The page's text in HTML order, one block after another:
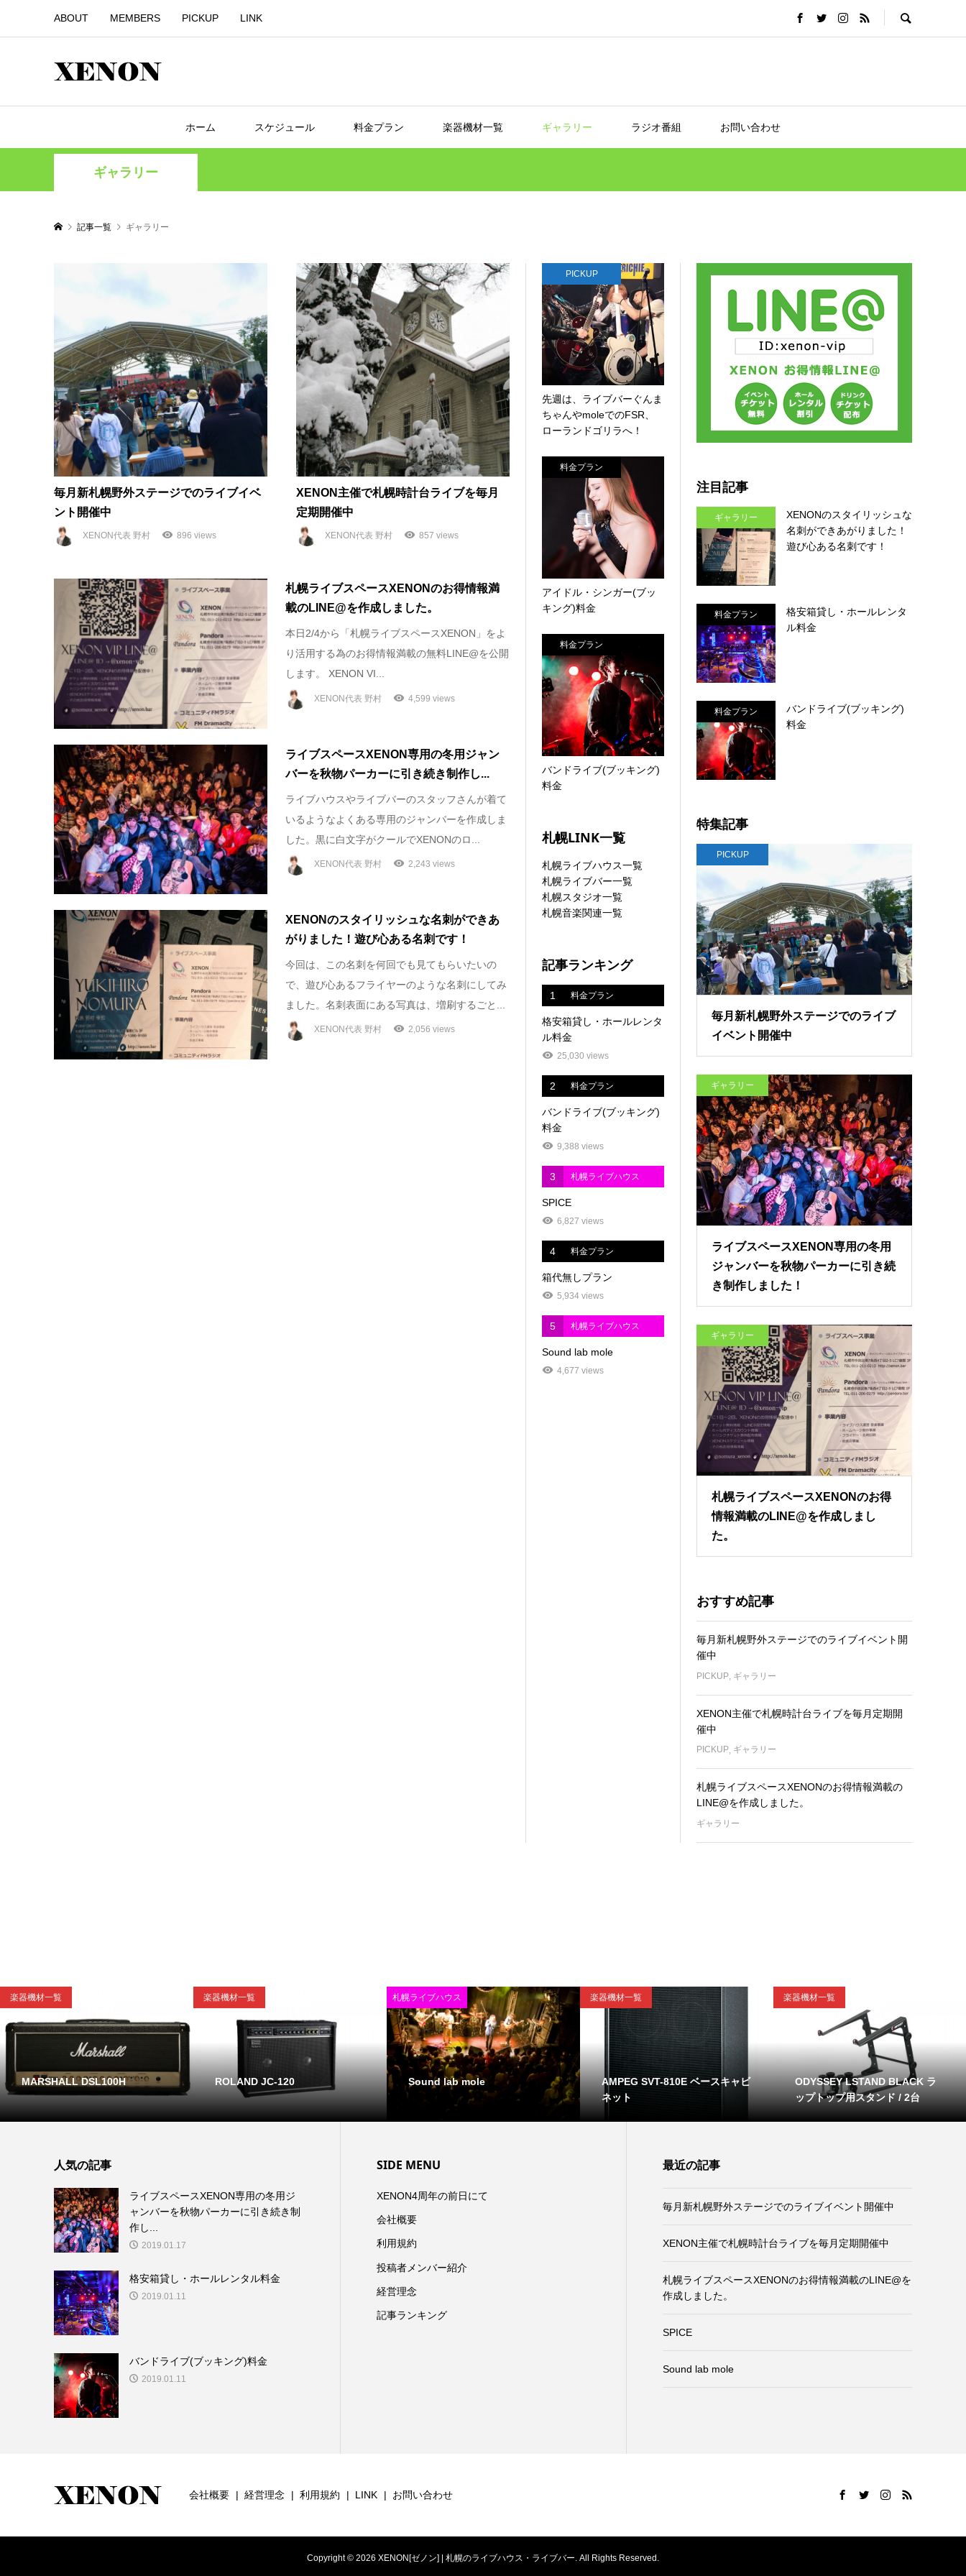
ABOUT MEMBERS PICKUP LINK
ホーム スケジュール 料金プラン 楽器機材一覧 ギャラリー ラジオ番組 お問い合わせ
ギャラリー
記事一覧 ギャラリー
毎月新札幌野外ステージでのライブイベ
ント開催中
XENON代表 野村 896 views
XENON主催で札幌時計台ライブを毎月
定期開催中
XENON代表 野村 857 views
札幌ライブスペースXENONのお得情報満
載のLINE@を作成しました。
本日2/4から「札幌ライブスペースXENON」をよ
り活用する為のお得情報満載の無料LINE@を公開
します。‬ ‪XENON VI...
XENON代表 野村 4,599 views
ライブスペースXENON専用の冬用ジャン
バーを秋物パーカーに引き続き制作し...
ライブハウスやライブバーのスタッフさんが着て
いるようなよくある専用のジャンバーを作成しま
した。黒に白文字がクールでXENONのロ...
XENON代表 野村 2,243 views
XENONのスタイリッシュな名刺ができあ
がりました！遊び心ある名刺です！
今回は、この名刺を何回でも見てもらいたいの
で、遊び心あるフライヤーのような名刺にしてみ
ました。名刺表面にある写真は、増刷するごと...
XENON代表 野村 2,056 views
PICKUP
先週は、ライブバーぐんま
ちゃんやmoleでのFSR、
ローランドゴリラへ！
料金プラン
アイドル・シンガー(ブッ
キング)料金
料金プラン
バンドライブ(ブッキング)
料金
札幌LINK一覧
札幌ライブハウス一覧
札幌ライブバー一覧
札幌スタジオ一覧
札幌音楽関連一覧
記事ランキング
1 料金プラン
格安箱貸し・ホールレンタ
ル料金
25,030 views
2 料金プラン
バンドライブ(ブッキング)
料金
9,388 views
3 札幌ライブハウス
SPICE
6,827 views
4 料金プラン
箱代無しプラン
5,934 views
5 札幌ライブハウス
Sound lab mole
4,677 views
注目記事
ギャラリー
XENONのスタイリッシュな
名刺ができあがりました！
遊び心ある名刺です！
料金プラン
格安箱貸し・ホールレンタ
ル料金
料金プラン
バンドライブ(ブッキング)
料金
特集記事
PICKUP
毎月新札幌野外ステージでのライブ
イベント開催中
ギャラリー
ライブスペースXENON専用の冬用
ジャンバーを秋物パーカーに引き続
き制作しました！
ギャラリー
札幌ライブスペースXENONのお得
情報満載のLINE@を作成しまし
た。
おすすめ記事
毎月新札幌野外ステージでのライブイベント開
催中
PICKUP ギャラリー
XENON主催で札幌時計台ライブを毎月定期開
催中
PICKUP ギャラリー
札幌ライブスペースXENONのお得情報満載の
LINE@を作成しました。
ギャラリー
楽器機材一覧
MARSHALL DSL100H
楽器機材一覧
ROLAND JC-120
札幌ライブハウス
Sound lab mole
楽器機材一覧
AMPEG SVT-810E ベースキャビ
ネット
楽器機材一覧
ODYSSEY LSTAND BLACK ラ
ップトップ用スタンド / 2台
人気の記事
ライブスペースXENON専用の冬用ジ
ャンバーを秋物パーカーに引き続き制
作し...
2019.01.17
格安箱貸し・ホールレンタル料金
2019.01.11
バンドライブ(ブッキング)料金
2019.01.11
SIDE MENU
XENON4周年の前日にて
会社概要
利用規約
投稿者メンバー紹介
経営理念
記事ランキング
最近の記事
毎月新札幌野外ステージでのライブイベント開催中
XENON主催で札幌時計台ライブを毎月定期開催中
札幌ライブスペースXENONのお得情報満載のLINE@を
作成しました。
SPICE
Sound lab mole
会社概要 経営理念 利用規約 LINK お問い合わせ
Copyright © 2026 XENON[ゼノン] | 札幌のライブハウス・ライブバー. All Rights Reserved.